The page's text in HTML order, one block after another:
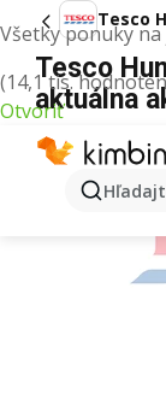
Všetky ponuky
(14,1 tis.
Otvoriť
Tesco
Tesco
aktuálna